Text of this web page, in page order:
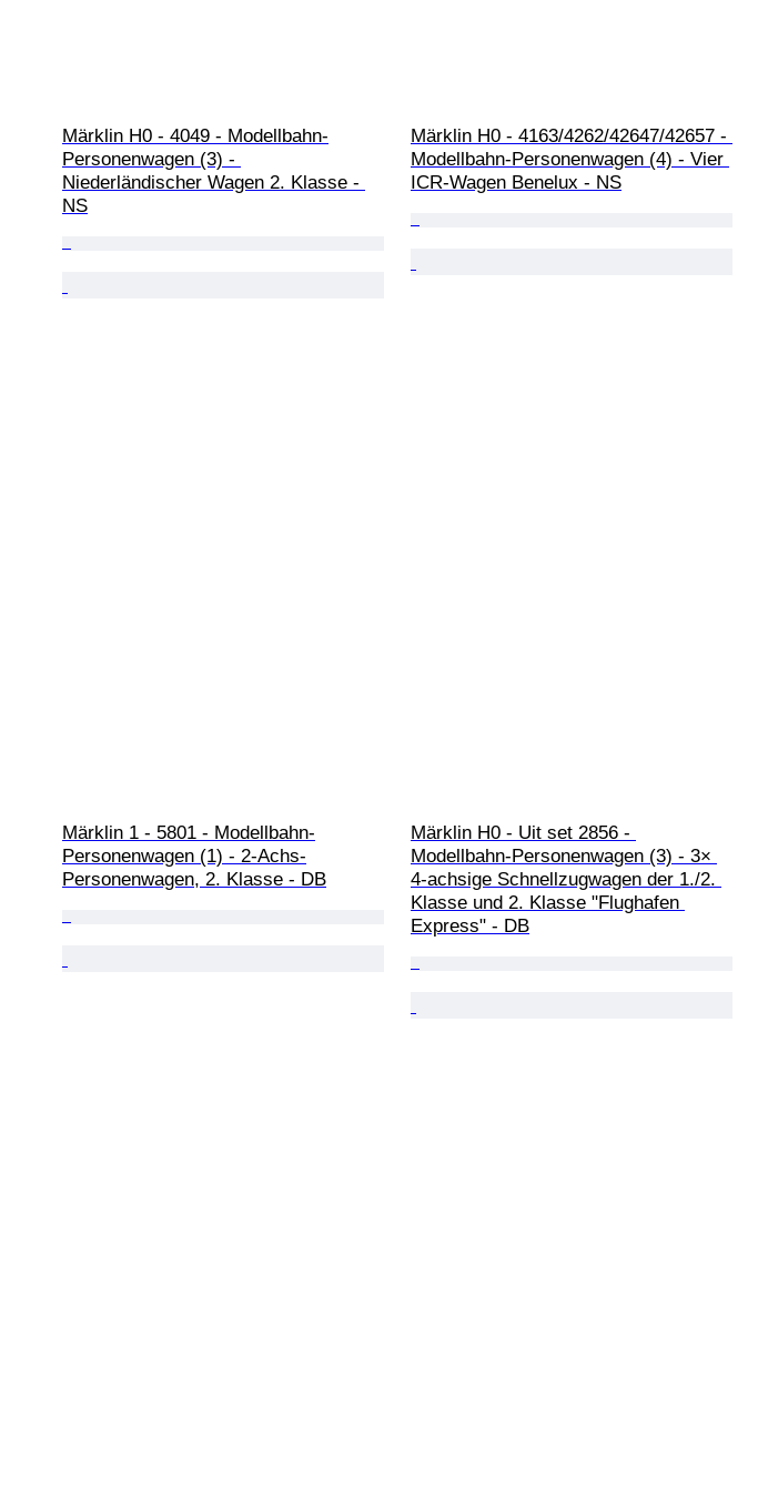
Märklin H0 - 4049 - Modellbahn-
Personenwagen (3) -
Niederländischer Wagen 2. Klasse -
NS
Märklin H0 - 4163/4262/42647/42657 -
Modellbahn-Personenwagen (4) - Vier
ICR-Wagen Benelux - NS
Märklin 1 - 5801 - Modellbahn-
Personenwagen (1) - 2-Achs-
Personenwagen, 2. Klasse - DB
Märklin H0 - Uit set 2856 -
Modellbahn-Personenwagen (3) - 3×
4‑achsige Schnellzugwagen der 1./2.
Klasse und 2. Klasse "Flughafen
Express" - DB